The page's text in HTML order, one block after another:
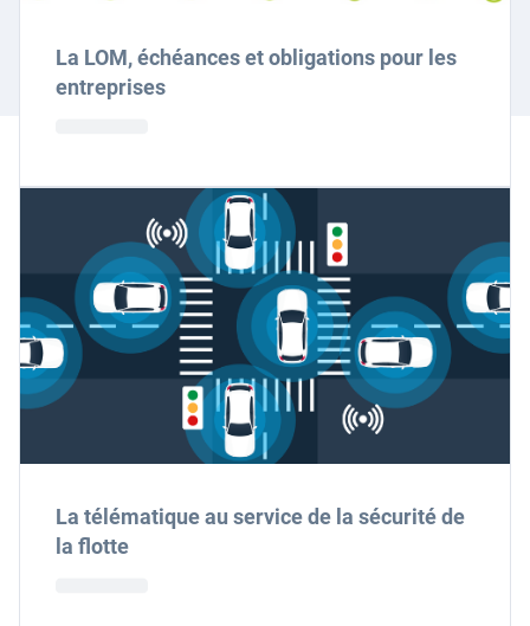
La LOM, échéances et obligations pour les
entreprises
La télématique au service de la sécurité de
la flotte